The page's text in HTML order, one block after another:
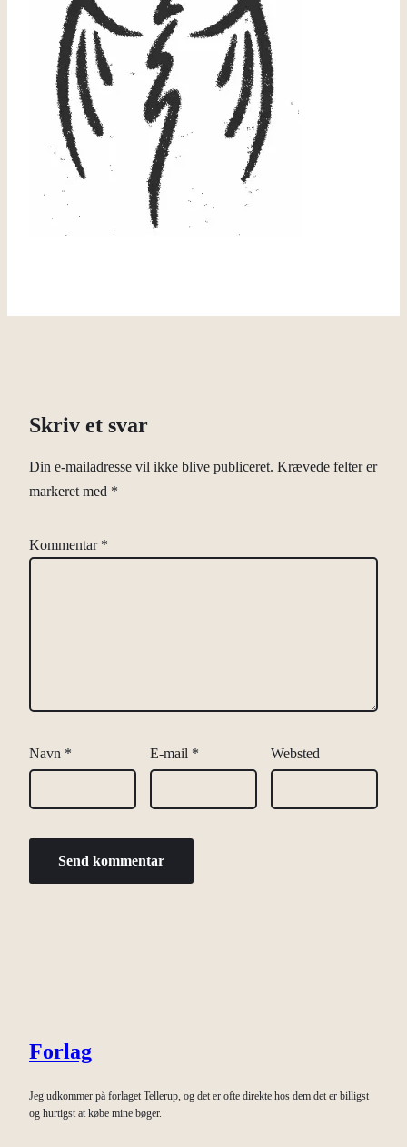
Skriv et svar
Din e-mailadresse vil ikke blive publiceret. Krævede felter er
markeret med *
Kommentar *
Navn * E-mail * Websted
Forlag
Jeg udkommer på forlaget Tellerup, og det er ofte direkte hos dem det er billigst
og hurtigst at købe mine bøger.